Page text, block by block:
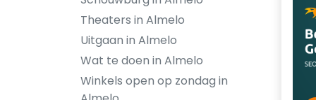
Theaters in Almelo
Uitgaan in Almelo
Wat te doen in Almelo
Winkels open op zondag in